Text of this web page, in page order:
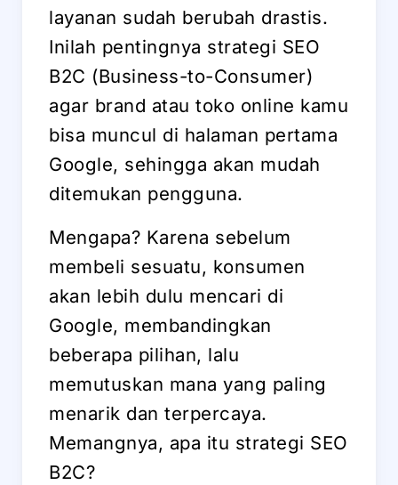
layanan sudah berubah drastis.
Inilah pentingnya strategi SEO
B2C (Business-to-Consumer)
agar brand atau toko online kamu
bisa muncul di halaman pertama
Google, sehingga akan mudah
ditemukan pengguna.
Mengapa? Karena sebelum
membeli sesuatu, konsumen
akan lebih dulu mencari di
Google, membandingkan
beberapa pilihan, lalu
memutuskan mana yang paling
menarik dan terpercaya.
Memangnya, apa itu strategi SEO
B2C?